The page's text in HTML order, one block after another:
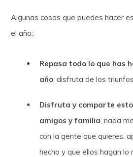
Algunas cosas que puedes hacer
el año:
Repasa todo lo que has
año, disfruta de los
Disfruta y comparte
amigos y familia, nada
con la gente que quieres,
hecho y que ellos hagan lo